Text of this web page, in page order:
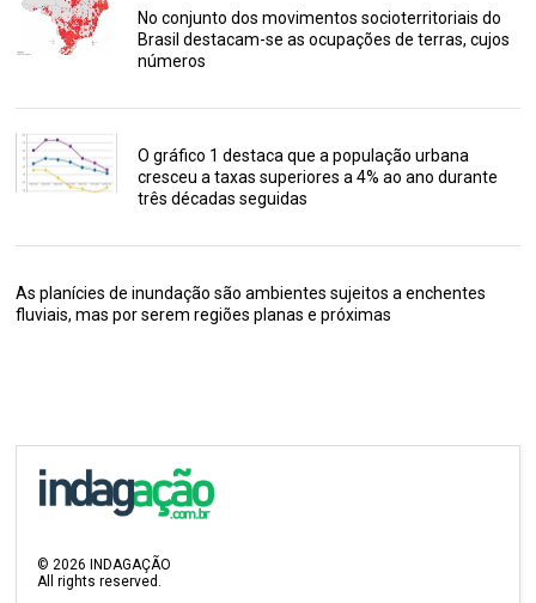
No conjunto dos movimentos socioterritoriais do
Brasil destacam-se as ocupações de terras, cujos
números
O gráfico 1 destaca que a população urbana
cresceu a taxas superiores a 4% ao ano durante
três décadas seguidas
As planícies de inundação são ambientes sujeitos a enchentes
fluviais, mas por serem regiões planas e próximas
©2026 INDAGAÇÃO
All rights reserved.